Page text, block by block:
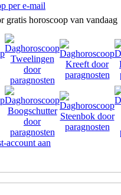
in Amsterdam.
per e-mail
horoscoop van vandaag
account aan